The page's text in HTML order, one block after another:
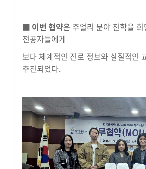
■ 이번 협약은 주얼리 분야 진학을
전공자들에게
보다 체계적인 진로 정보와 실질적인
추진되었다.